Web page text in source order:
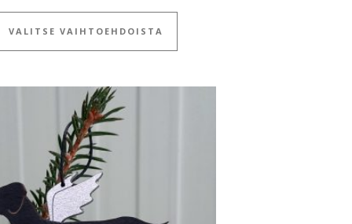
muunnelma. Voit tehdä valinnat tuotteen sivulla.
VALITSE VAIHTOEHDOISTA
Tällä tuotteella on useampi